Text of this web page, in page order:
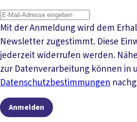
Mit der Anmeldung wird dem
Newsletter zugestimmt. Diese
jederzeit widerrufen werden.
zur Datenverarbeitung können in
Datenschutzbestimmungen
Anmelden